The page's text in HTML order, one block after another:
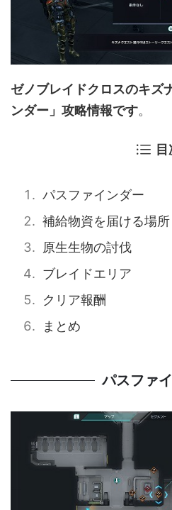
ゼノブレイドクロスのキズ
ンダー」攻略情報です。
パスファインダー
補給物資を届ける場所
原生生物の討伐
ブレイドエリア
クリア報酬
まとめ
パスファ